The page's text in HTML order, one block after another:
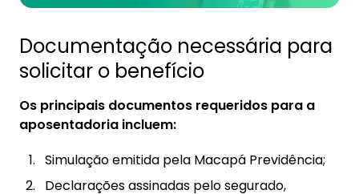
Documentação necessária para
solicitar o benefício
Os principais documentos requeridos para a
aposentadoria incluem:
Simulação emitida pela Macapá Previdência;
Declarações assinadas pelo segurado,